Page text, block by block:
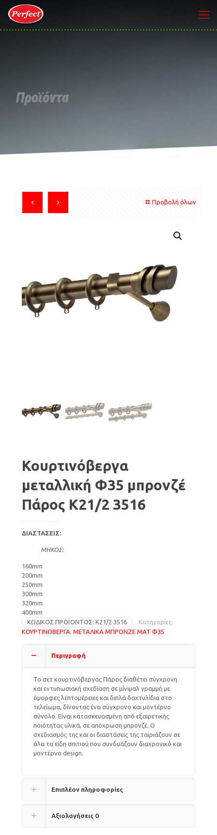
Προϊόντα
Προβολή όλων
Κουρτινόβεργα
μεταλλική Φ35 μπρονζέ
Πάρος Κ21/2 3516
ΔΙΑΣΤΑΣΕΙΣ:
ΜΗΚΟΣ:
160mm
200mm
250mm
300mm
320mm
400mm
ΚΩΔΙΚΌΣ ΠΡΟΪΌΝΤΟΣ: Κ21/2 3516
Κατηγορίες:
ΚΟΥΡΤΙΝΟΒΕΡΓΑ ΜΕΤΑΛΙΚΑ ΜΠΡΟΝΖΕ ΜΑΤ Φ35
Περιγραφή
Το σετ κουρτινόβεργας Πάρος διαθέτει σύγχρονη
και εντυπωσιακή σχεδίαση σε μίνιμαλ γραμμή με
όμορφες λεπτομέρειες και διπλά δαχτυλίδια στο
τελείωμα, δίνοντας ένα σύγχρονο και μοντέρνο
σύνολο. Είναι κατασκευασμένη από εξαιρετικής
ποιότητας υλικά, σε απόχρωση μπρονζέ. Ο
σχεδιασμός της και οι διαστάσεις της ταιριάζουν σε
όλα τα είδη σπιτιού που συνδυάζουν διαχρονικό και
μοντέρνο design.
Επιπλέον πληροφορίες
Αξιολογήσεις 0